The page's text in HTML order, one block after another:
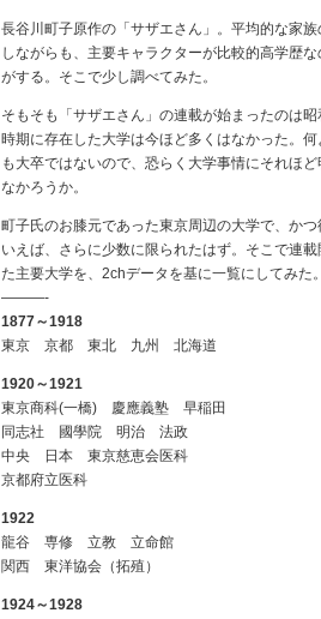
長谷川町子原作の「サザエさん」。平均的な家族
しながらも、主要キャラクターが比較的高学歴
がする。そこで少し調べてみた。
そもそも「サザエさん」の連載が始まったのは
時期に存在した大学は今ほど多くはなかった。
も大卒ではないので、恐らく大学事情にそれほ
なかろうか。
町子氏のお膝元であった東京周辺の大学で、かつ
いえば、さらに少数に限られたはず。そこで連
た主要大学を、2chデータを基に一覧にしてみた。
———-
1877～1918
東京 京都 東北 九州 北海道
1920～1921
東京商科(一橋) 慶應義塾 早稲田
同志社 國學院 明治 法政
中央 日本 東京慈恵会医科
京都府立医科
1922
龍谷 専修 立教 立命館
関西 東洋協会（拓殖）
1924～1928